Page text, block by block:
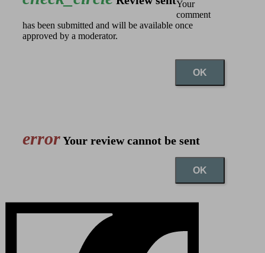
Your
comment
has been submitted and will be available once
approved by a moderator.
OK
errorYour review cannot be sent
OK